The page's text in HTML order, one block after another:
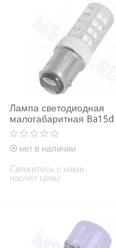
Лампа светодиодная
малогабаритная Ba15d
нет в наличии
Свяжитесь с нами
насчёт цены